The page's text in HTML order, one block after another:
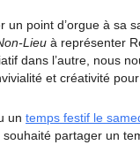
un point d’orgue à sa
Lieu à représenter
dans l’autre, nous
et créativité
un temps festif le
souhaité partager un